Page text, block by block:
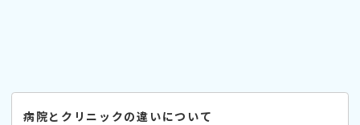
病院とクリニックの違いについて